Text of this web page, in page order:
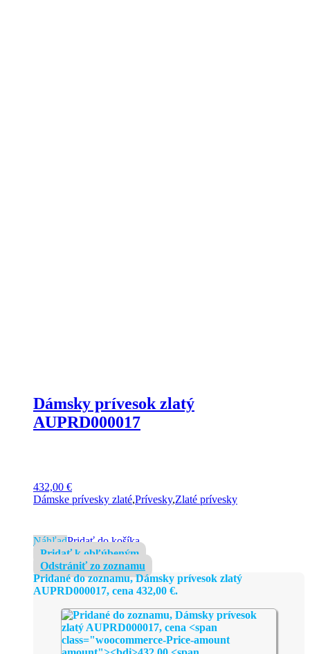
Dámsky prívesok zlatý
AUPRD000017
432,00 €
Dámske prívesky zlaté,Prívesky,Zlaté prívesky
NáhľadPridať do košíka
Pridať k obľúbeným
Odstrániť zo zoznamu
Pridané do zoznamu, Dámsky prívesok zlatý
AUPRD000017, cena 432,00 €.